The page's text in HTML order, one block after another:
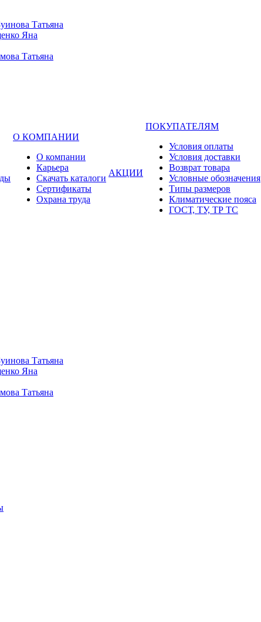
Татьяна
Яна
Татьяна
О КОМПАНИИ
О компании
Карьера
Cкачать каталоги
Сертификаты
Охрана труда
АКЦИИ
ПОКУПАТЕЛЯМ
Условия оплаты
Условия доставки
Возврат товара
Условные обозначения
Типы размеров
Климатические пояса
ГОСТ, ТУ, ТР ТС
Татьяна
Яна
Татьяна